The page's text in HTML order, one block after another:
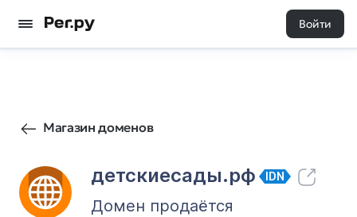
Войти
Магазин доменов
детскиесады.рф IDN
1168 0
Домен продаётся